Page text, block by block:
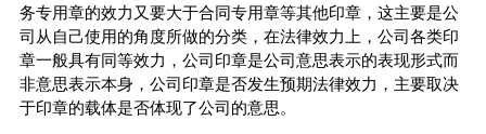
务专用章的效力又要大于合同专用章等其他印章，这主要是公
司从自己使用的角度所做的分类，在法律效力上，公司各类印
章一般具有同等效力，公司印章是公司意思表示的表现形式而
非意思表示本身，公司印章是否发生预期法律效力，主要取决
于印章的载体是否体现了公司的意思。